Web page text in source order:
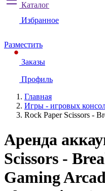
Каталог
Избранное
Разместить
Заказы
Профиль
Главная
Игры - игровых
Rock Paper Scissors -
Аренда
Scissors -
Gaming